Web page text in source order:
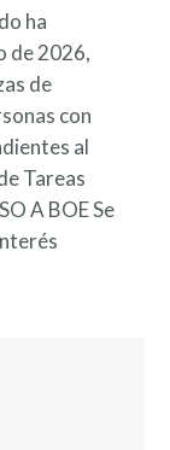
ha
de 2026,
de
con
al
Tareas
A BOE Se